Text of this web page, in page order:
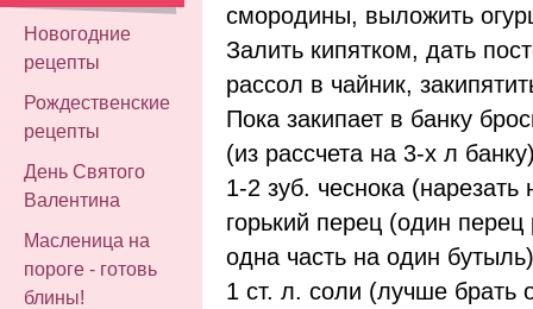
Новогодние
рецепты
Рождественские
рецепты
День Святого
Валентина
Масленица на
пороге - готовь
блины!
смородины, выложить
Залить кипятком, дать
рассол в чайник,
Пока закипает в банку
(из рассчета на 3-х л
1-2 зуб. чеснока
горький перец (один перец
одна часть на один
1 ст. л. соли (лучше